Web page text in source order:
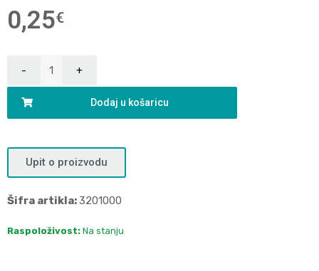
0,25€
Dodaj u košaricu
Upit o proizvodu
Šifra artikla:3201000
Raspoloživost: Na stanju